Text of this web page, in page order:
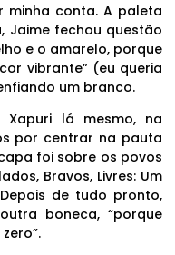
conta. A paleta
Jaime fechou questão
e o amarelo, porque
vibrante” (eu queria
um branco.
Xapuri lá mesmo, na
por centrar na pauta
foi sobre os povos
Bravos, Livres: Um
de tudo pronto,
boneca, “porque